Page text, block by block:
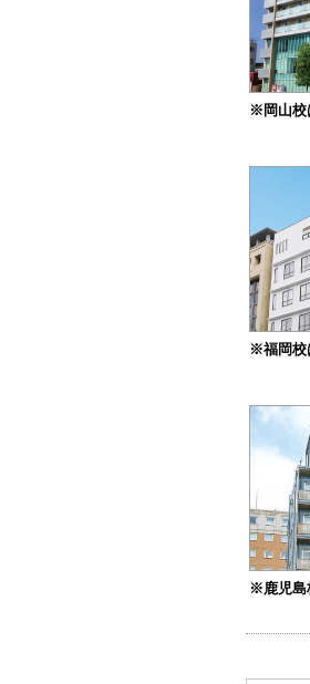
※岡山校
※福岡校
※鹿児島